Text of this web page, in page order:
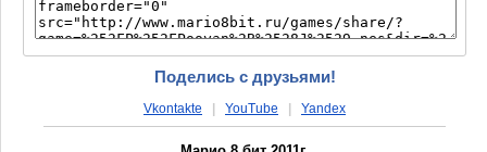
Поделись с друзьями!
Vkontakte YouTube Yandex